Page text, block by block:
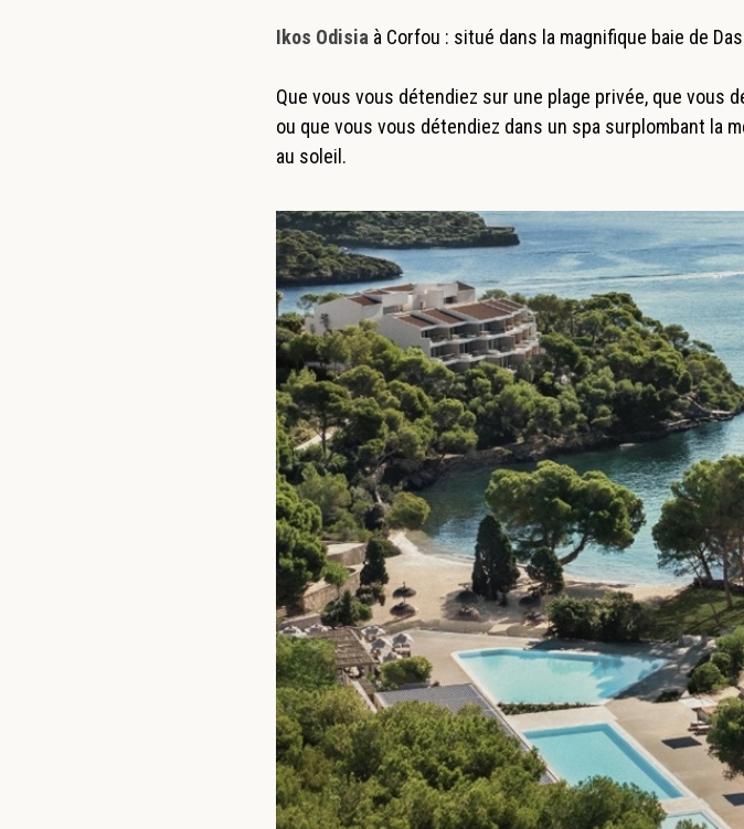
Ikos Odisia à Corfou : situé dans la magnifique baie de
Que vous vous détendiez sur une plage privée, que
ou que vous vous détendiez dans un spa surplombant la
au soleil.